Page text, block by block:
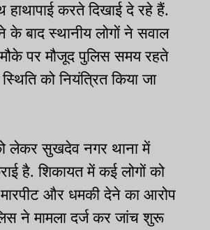
करते दिखाई दे रहे हैं.
के बाद स्थानीय लोगों ने सवाल
मौके पर मौजूद पुलिस समय रहते
स्थिति को नियंत्रित किया जा
लेकर सुखदेव नगर थाना में
है. शिकायत में कई लोगों को
और धमकी देने का आरोप
ने मामला दर्ज कर जांच शुरू